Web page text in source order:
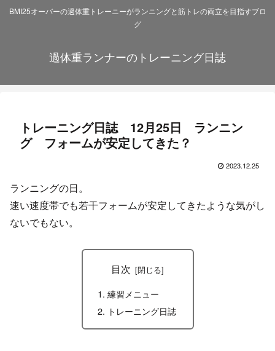
BMI25オーバーの過体重トレーニーがランニングと筋トレの両立を目指すブロ
グ
過体重ランナーのトレーニング日誌
トレーニング日誌 12月25日 ランニン
グ フォームが安定してきた？
2023.12.25
ランニングの日。
速い速度帯でも若干フォームが安定してきたような気がし
ないでもない。
目次
練習メニュー
トレーニング日誌